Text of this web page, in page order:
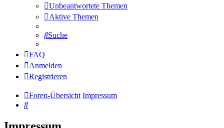
Unbeantwortete Themen
Aktive Themen
Suche
FAQ
Anmelden
Registrieren
Foren-Übersicht Impressum
Suche